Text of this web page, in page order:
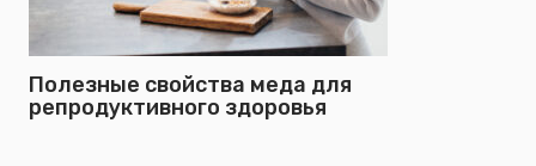
Полезные свойства меда для
репродуктивного здоровья